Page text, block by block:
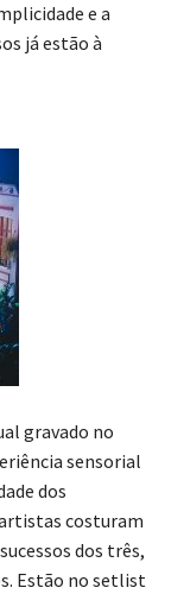
e a
já estão à
gravado no
sensorial
dos
costuram
dos três,
Estão no setlist